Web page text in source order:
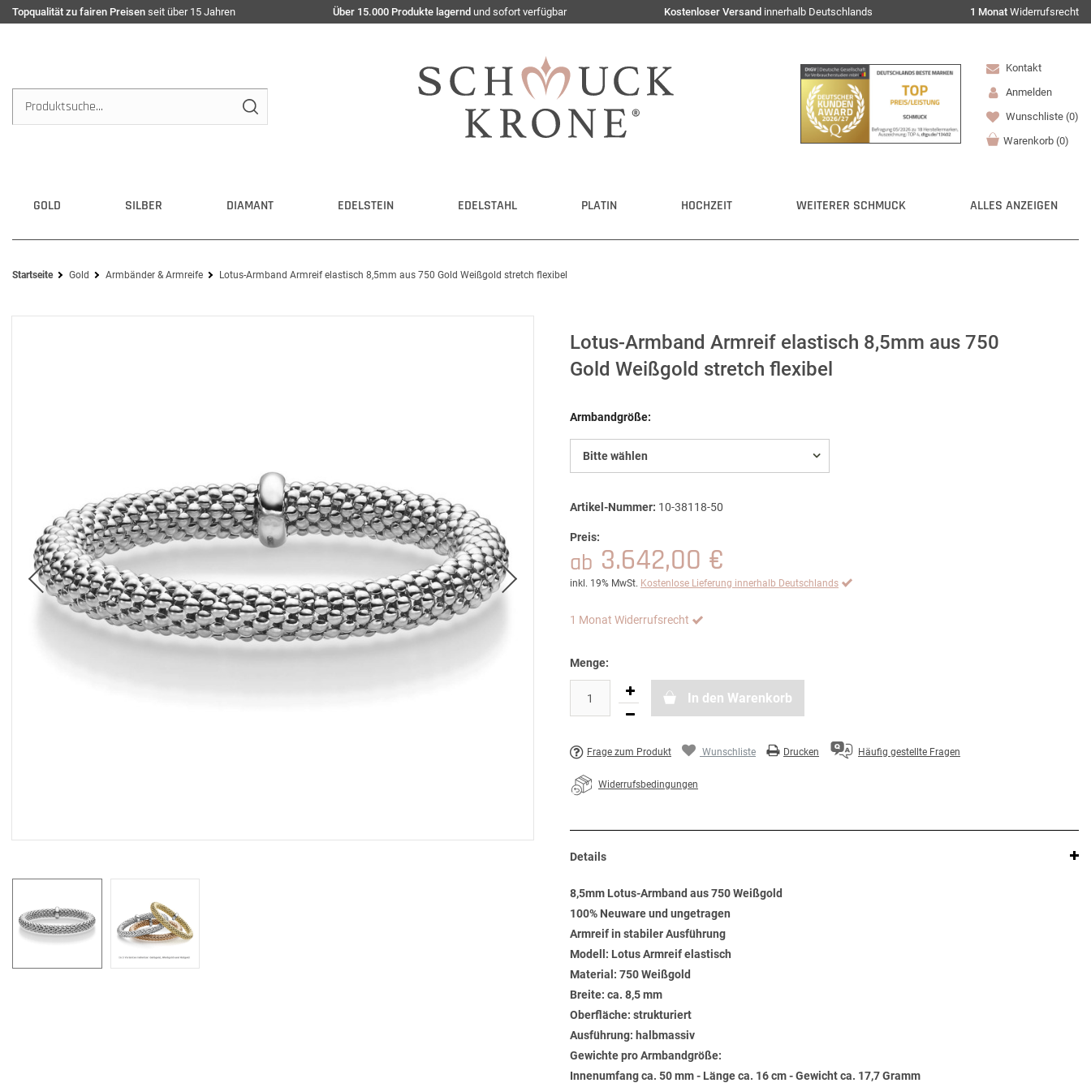
Topqualität zu fairen Preisen seit über 15 Jahren Über 15.000 Produkte lagernd und sofort verfügbar Kostenloser Versand innerhalb Deutschlands 1 Monat Widerrufsrecht
Kontakt
Anmelden
Wunschliste (0)
Warenkorb (0)
GOLD SILBER DIAMANT EDELSTEIN EDELSTAHL PLATIN HOCHZEIT WEITERER SCHMUCK ALLES ANZEIGEN
Startseite Gold Armbänder & Armreife Lotus-Armband Armreif elastisch 8,5mm aus 750 Gold Weißgold stretch flexibel
Lotus-Armband Armreif elastisch 8,5mm aus 750
Gold Weißgold stretch flexibel
Armbandgröße:
Bitte wählen
Artikel-Nummer: 10-38118-50
Preis:
ab 3.642,00 €
inkl. 19% MwSt. Kostenlose Lieferung innerhalb Deutschlands
1 Monat Widerrufsrecht
Menge:
In den Warenkorb
Frage zum Produkt Wunschliste Drucken Häufig gestellte Fragen
Widerrufsbedingungen
Details
8,5mm Lotus-Armband aus 750 Weißgold
100% Neuware und ungetragen
Armreif in stabiler Ausführung
Modell: Lotus Armreif elastisch
Material: 750 Weißgold
Breite: ca. 8,5 mm
Oberfläche: strukturiert
Ausführung: halbmassiv
Gewichte pro Armbandgröße:
Innenumfang ca. 50 mm - Länge ca. 16 cm - Gewicht ca. 17,7 Gramm